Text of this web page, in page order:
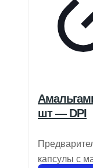
шт — DPI
капсулы с